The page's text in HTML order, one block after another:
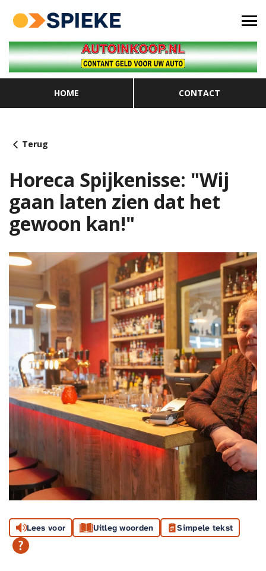
HOME CONTACT
Terug
Horeca Spijkenisse: "Wij
gaan laten zien dat het
gewoon kan!"
Lees voor Uitleg woorden Simpele tekst